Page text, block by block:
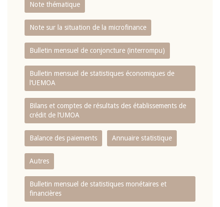
Note thématique
Note sur la situation de la microfinance
Bulletin mensuel de conjoncture (interrompu)
Bulletin mensuel de statistiques économiques de
l‘UEMOA
Bilans et comptes de résultats des établissements de
crédit de l‘UMOA
Balance des paiements Annuaire statistique
Autres
Bulletin mensuel de statistiques monétaires et
financières